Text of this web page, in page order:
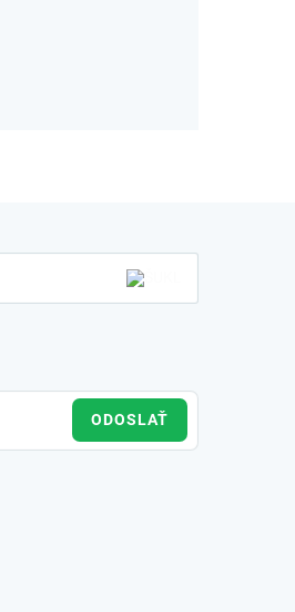
ODOSLAŤ